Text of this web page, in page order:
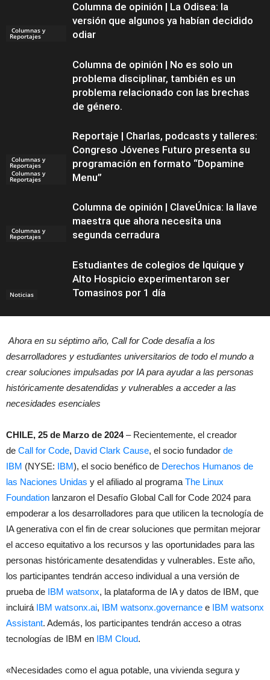
Columnas y
Reportajes
Columna de opinión | La Odisea: la
versión que algunos ya habían decidido
odiar
Columnas y
Reportajes
Columna de opinión | No es solo un
problema disciplinar, también es un
problema relacionado con las brechas
de género.
Columnas y
Reportajes
Reportaje | Charlas, podcasts y talleres:
Congreso Jóvenes Futuro presenta su
programación en formato “Dopamine
Menu”
Columnas y
Reportajes
Columna de opinión | ClaveÚnica: la llave
maestra que ahora necesita una
segunda cerradura
Noticias
Estudiantes de colegios de Iquique y
Alto Hospicio experimentaron ser
Tomasinos por 1 día
Ahora en su séptimo año, Call for Code desafía a los
desarrolladores y estudiantes universitarios de todo el mundo a
crear soluciones impulsadas por IA para ayudar a las personas
históricamente desatendidas y vulnerables a acceder a las
necesidades esenciales
CHILE, 25 de Marzo de 2024– Recientemente, el creador
de Call for Code, David Clark Cause, el socio fundador de
IBM (NYSE: IBM), el socio benéfico de Derechos Humanos de
las Naciones Unidas y el afiliado al programa The Linux
Foundation lanzaron el Desafío Global Call for Code 2024 para
empoderar a los desarrolladores para que utilicen la tecnología de
IA generativa con el fin de crear soluciones que permitan mejorar
el acceso equitativo a los recursos y las oportunidades para las
personas históricamente desatendidas y vulnerables. Este año,
los participantes tendrán acceso individual a una versión de
prueba de IBM watsonx, la plataforma de IA y datos de IBM, que
incluirá IBM watsonx.ai, IBM watsonx.governance e IBM watsonx
Assistant. Además, los participantes tendrán acceso a otras
tecnologías de IBM en IBM Cloud.
«Necesidades como el agua potable, una vivienda segura y